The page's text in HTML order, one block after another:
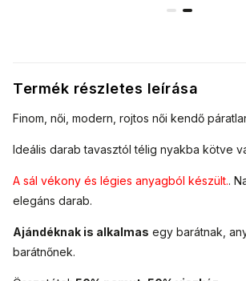
Termék részletes leírása
Finom, női, modern, rojtos női kendő
Ideális darab tavasztól télig nyakba kötve
A sál vékony és légies anyagból készült..
elegáns darab.
Ajándéknak is alkalmas egy barátnak,
barátnőnek.